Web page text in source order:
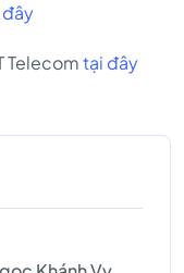
Telecomtại đây